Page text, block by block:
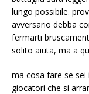
lungo possibile.
avversario debba
fermarti
solito aiuta, ma a
ma cosa fare se sei
giocatori che si